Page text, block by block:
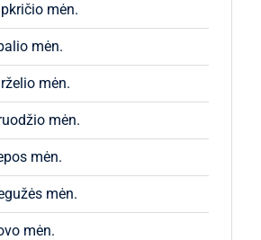
mėn.
mėn.
mėn.
mėn.
mėn.
mėn.
mėn.